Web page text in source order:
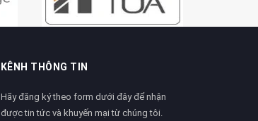
KÊNH THÔNG TIN
Hãy đăng ký theo form dưới đây để nhận
được tin tức và khuyến mại từ chúng tôi.